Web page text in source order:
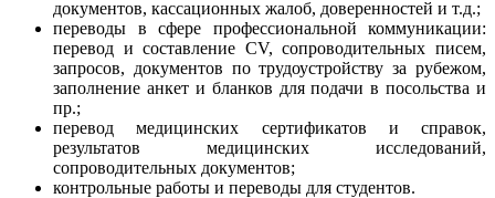
документов, кассационных жалоб, доверенностей и т.д.;
переводы в сфере профессиональной коммуникации:
перевод и составление CV, сопроводительных писем,
запросов, документов по трудоустройству за рубежом,
заполнение анкет и бланков для подачи в посольства и
пр.;
перевод медицинских сертификатов и справок,
результатов медицинских исследований,
сопроводительных документов;
контрольные работы и переводы для студентов.